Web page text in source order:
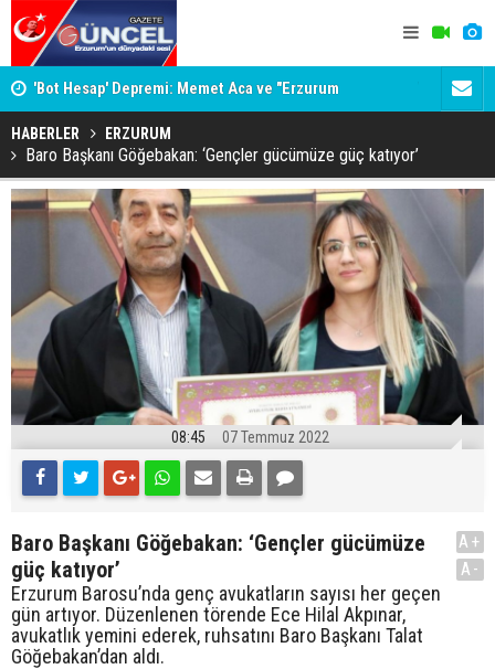
'Bot Hesap' Depremi: Memet Aca ve "Erzurum
Cumhuriyeti" İddiaları Gündemde
Viago
HABERLER ERZURUM
Baro Başkanı Göğebakan: ‘Gençler gücümüze güç katıyor’
08:45 07 Temmuz 2022
Baro Başkanı Göğebakan: ‘Gençler gücümüze
güç katıyor’
Erzurum Barosu’nda genç avukatların sayısı her geçen
gün artıyor. Düzenlenen törende Ece Hilal Akpınar,
avukatlık yemini ederek, ruhsatını Baro Başkanı Talat
Göğebakan’dan aldı.
A+
A-